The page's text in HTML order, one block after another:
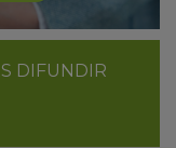
DIFUNDIR